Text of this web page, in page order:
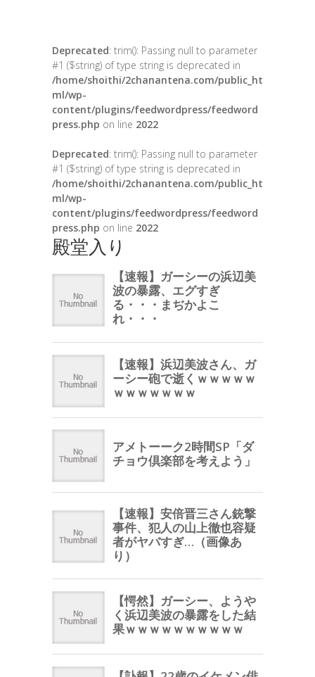
Deprecated: trim(): Passing null to parameter
#1 ($string) of type string is deprecated in
/home/shoithi/2chanantena.com/public_ht
ml/wp-
content/plugins/feedwordpress/feedword
press.php on line 2022
Deprecated: trim(): Passing null to parameter
#1 ($string) of type string is deprecated in
/home/shoithi/2chanantena.com/public_ht
ml/wp-
content/plugins/feedwordpress/feedword
press.php on line 2022
殿堂入り